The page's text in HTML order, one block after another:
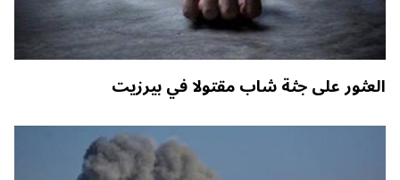
العثور على جثة شاب مقتولا في بيرزيت